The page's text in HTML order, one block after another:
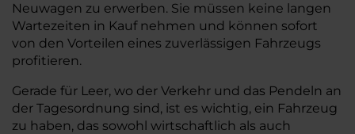
Neuwagen zu erwerben. Sie müssen keine langen
Wartezeiten in Kauf nehmen und können sofort
von den Vorteilen eines zuverlässigen Fahrzeugs
profitieren.
Gerade für Leer, wo der Verkehr und das Pendeln an
der Tagesordnung sind, ist es wichtig, ein Fahrzeug
zu haben, das sowohl wirtschaftlich als auch